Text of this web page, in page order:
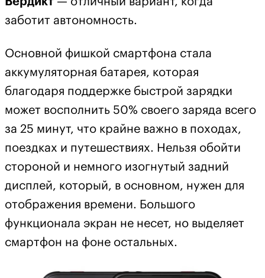
заботит автономность.
Основной фишкой смартфона стала
аккумуляторная батарея, которая
благодаря поддержке быстрой зарядки
может восполнить 50% своего заряда всего
за 25 минут, что крайне важно в походах,
поездках и путешествиях. Нельзя обойти
стороной и немного изогнутый задний
дисплей, который, в основном, нужен для
отображения времени. Большого
функционала экран не несет, но выделяет
смартфон на фоне остальных.